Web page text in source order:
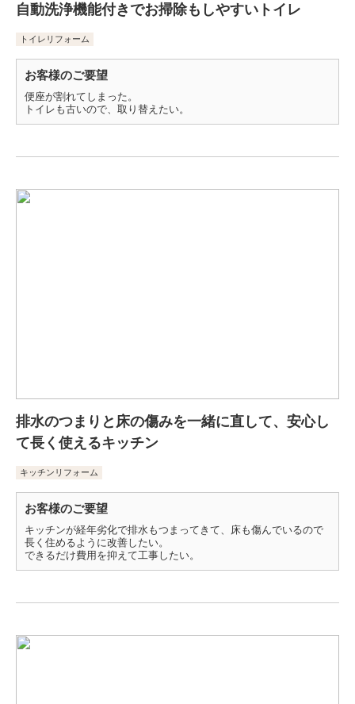
自動洗浄機能付きでお掃除もしやすいトイレ
トイレリフォーム
お客様のご要望
便座が割れてしまった。
トイレも古いので、取り替えたい。
排水のつまりと床の傷みを一緒に直して、安心し
て長く使えるキッチン
キッチンリフォーム
お客様のご要望
キッチンが経年劣化で排水もつまってきて、床も傷んでいるので
長く住めるように改善したい。
できるだけ費用を抑えて工事したい。